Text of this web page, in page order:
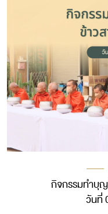
กิจกรรมทำบุญ
วันที่